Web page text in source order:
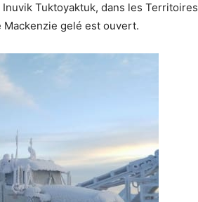
Tuktoyaktuk, dans les Territoires
gelé est ouvert.